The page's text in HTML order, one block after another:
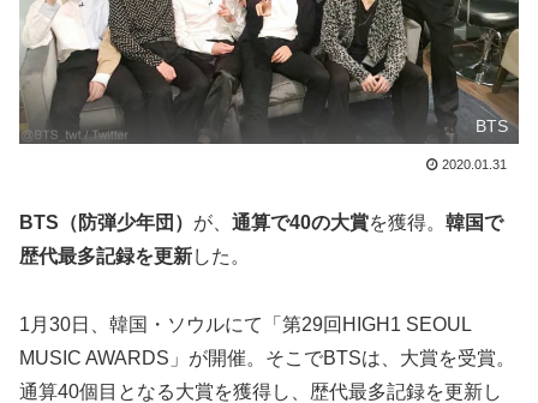
BTS
2020.01.31
BTS（防弾少年団） が、 通算で40の大賞を獲得。 韓国で
歴代最多記録を更新した。
1月30日、韓国・ソウルにて「第29回HIGH1 SEOUL
MUSIC AWARDS」が開催。そこでBTSは、大賞を受賞。
通算40個目となる大賞を獲得し、歴代最多記録を更新し